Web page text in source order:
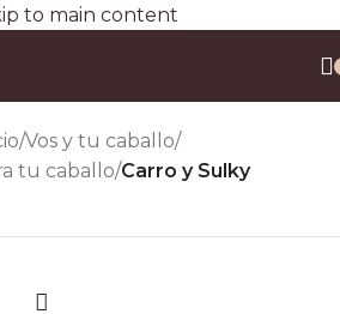
to main content
por transferencia bancaria 20%
/Vos y tu caballo/
tu caballo/Carro y Sulky